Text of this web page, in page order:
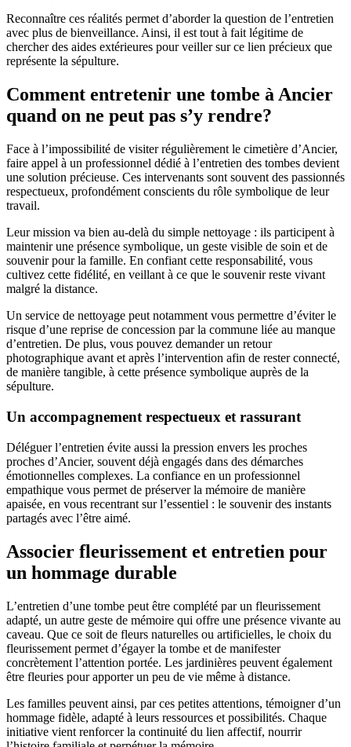
Reconnaître ces réalités permet d’aborder la question de l’entretien
avec plus de bienveillance. Ainsi, il est tout à fait légitime de
chercher des aides extérieures pour veiller sur ce lien précieux que
représente la sépulture.
Comment entretenir une tombe à Ancier
quand on ne peut pas s’y rendre?
Face à l’impossibilité de visiter régulièrement le cimetière d’Ancier,
faire appel à un professionnel dédié à l’entretien des tombes devient
une solution précieuse. Ces intervenants sont souvent des passionnés
respectueux, profondément conscients du rôle symbolique de leur
travail.
Leur mission va bien au-delà du simple nettoyage : ils participent à
maintenir une présence symbolique, un geste visible de soin et de
souvenir pour la famille. En confiant cette responsabilité, vous
cultivez cette fidélité, en veillant à ce que le souvenir reste vivant
malgré la distance.
Un service de nettoyage peut notamment vous permettre d’éviter le
risque d’une reprise de concession par la commune liée au manque
d’entretien. De plus, vous pouvez demander un retour
photographique avant et après l’intervention afin de rester connecté,
de manière tangible, à cette présence symbolique auprès de la
sépulture.
Un accompagnement respectueux et rassurant
Déléguer l’entretien évite aussi la pression envers les proches
proches d’Ancier, souvent déjà engagés dans des démarches
émotionnelles complexes. La confiance en un professionnel
empathique vous permet de préserver la mémoire de manière
apaisée, en vous recentrant sur l’essentiel : le souvenir des instants
partagés avec l’être aimé.
Associer fleurissement et entretien pour
un hommage durable
L’entretien d’une tombe peut être complété par un fleurissement
adapté, un autre geste de mémoire qui offre une présence vivante au
caveau. Que ce soit de fleurs naturelles ou artificielles, le choix du
fleurissement permet d’égayer la tombe et de manifester
concrètement l’attention portée. Les jardinières peuvent également
être fleuries pour apporter un peu de vie même à distance.
Les familles peuvent ainsi, par ces petites attentions, témoigner d’un
hommage fidèle, adapté à leurs ressources et possibilités. Chaque
initiative vient renforcer la continuité du lien affectif, nourrir